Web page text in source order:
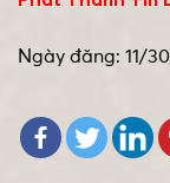
Ngày đăng: 11/